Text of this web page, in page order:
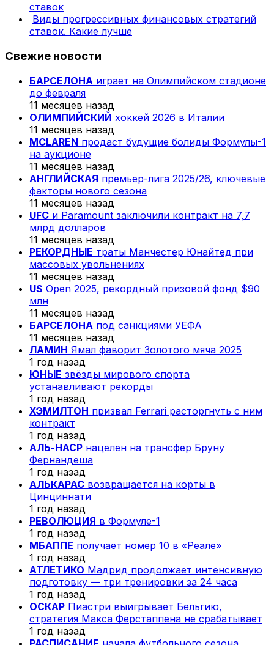
ставок
Виды прогрессивных финансовых стратегий
ставок. Какие лучше
Свежие новости
БАРСЕЛОНА играет на Олимпийском стадионе
до февраля
11 месяцев назад
ОЛИМПИЙСКИЙ хоккей 2026 в Италии
11 месяцев назад
MCLAREN продаст будущие болиды Формулы-1
на аукционе
11 месяцев назад
АНГЛИЙСКАЯ премьер-лига 2025/26, ключевые
факторы нового сезона
11 месяцев назад
UFC и Paramount заключили контракт на 7,7
млрд долларов
11 месяцев назад
РЕКОРДНЫЕ траты Манчестер Юнайтед при
массовых увольнениях
11 месяцев назад
US Open 2025, рекордный призовой фонд $90
млн
11 месяцев назад
БАРСЕЛОНА под санкциями УЕФА
11 месяцев назад
ЛАМИН Ямал фаворит Золотого мяча 2025
1 год назад
ЮНЫЕ звёзды мирового спорта
устанавливают рекорды
1 год назад
ХЭМИЛТОН призвал Ferrari расторгнуть с ним
контракт
1 год назад
АЛЬ-НАСР нацелен на трансфер Бруну
Фернандеша
1 год назад
АЛЬКАРАС возвращается на корты в
Цинциннати
1 год назад
РЕВОЛЮЦИЯ в Формуле-1
1 год назад
МБАППЕ получает номер 10 в «Реале»
1 год назад
АТЛЕТИКО Мадрид продолжает интенсивную
подготовку — три тренировки за 24 часа
1 год назад
ОСКАР Пиастри выигрывает Бельгию,
стратегия Макса Ферстаппена не срабатывает
1 год назад